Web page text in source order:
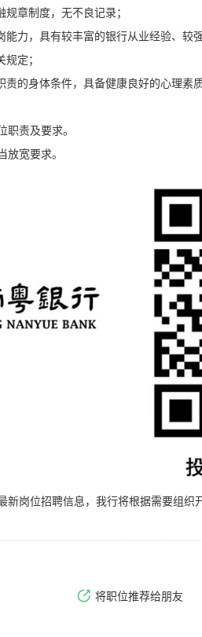
章制度，无不良记录；
力，具有较丰富的银行从业经验、较
定；
的身体条件，具备健康良好的心理素质
职责及要求。
放宽要求。
岗位招聘信息，我行将根据需要组织
将职位推荐给朋友